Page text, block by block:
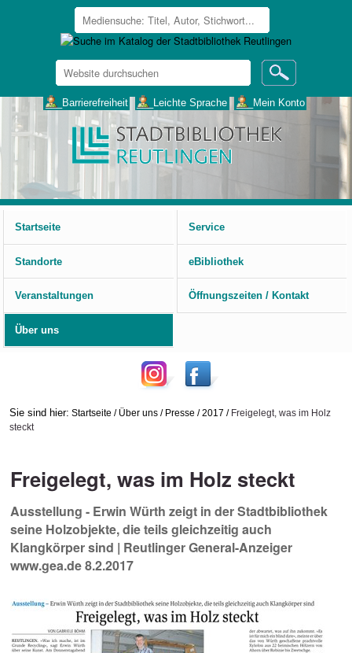
Website
durchsuchen
___Barrierefreiheit ___Leichte Sprache ___Mein Konto
Startseite
Service
Standorte eBibliothek
Veranstaltungen Öffnungszeiten / Kontakt
Über uns
Sie sind hier: Startseite / Über uns / Presse /2017 / Freigelegt, was im Holz
steckt
Freigelegt, was im Holz steckt
Ausstellung - Erwin Würth zeigt in der Stadtbibliothek
seine Holzobjekte, die teils gleichzeitig auch
Klangkörper sind | Reutlinger General-Anzeiger
www.gea.de 8.2.2017